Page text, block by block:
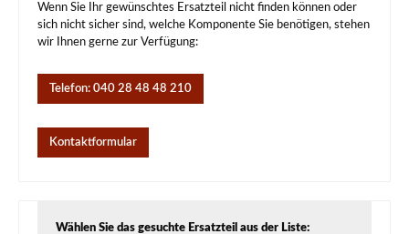
Wenn Sie Ihr gewünschtes Ersatzteil nicht finden können oder
sich nicht sicher sind, welche Komponente Sie benötigen, stehen
wir Ihnen gerne zur Verfügung:
Telefon: 040 28 48 48 210
Kontaktformular
Wählen Sie das gesuchte Ersatzteil aus der Liste: